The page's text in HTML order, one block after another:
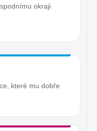
okraji
které mu dobře